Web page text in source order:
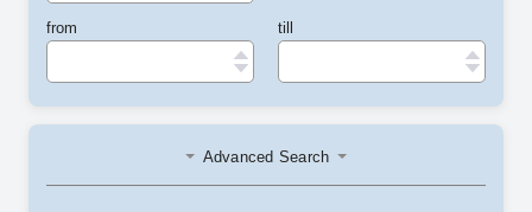
from till
Advanced Search